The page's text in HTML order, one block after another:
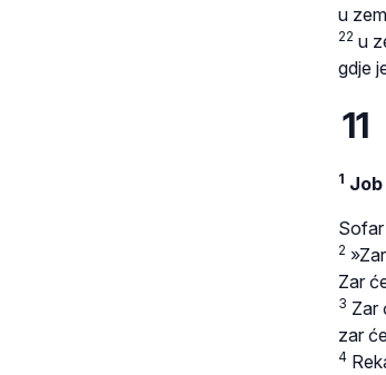
u
22 u
gdje
11
1
2
Zar
3 Zar
zar
4